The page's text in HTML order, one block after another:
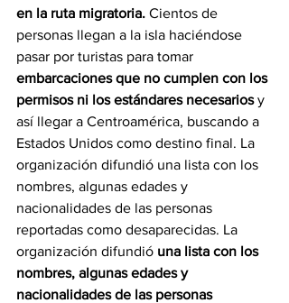
en la ruta migratoria. Cientos de
personas llegan a la isla haciéndose
pasar por turistas para tomar
embarcaciones que no cumplen con los
permisos ni los estándares necesarios y
así llegar a Centroamérica, buscando a
Estados Unidos como destino final. La
organización difundió una lista con los
nombres, algunas edades y
nacionalidades de las personas
reportadas como desaparecidas. La
organización difundió una lista con los
nombres, algunas edades y
nacionalidades de las personas